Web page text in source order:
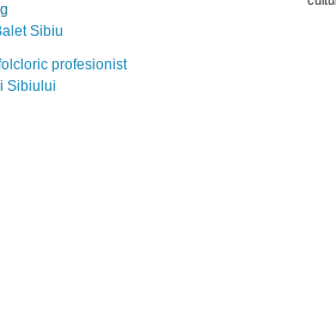
Sibiu
profesionist
Sibiului